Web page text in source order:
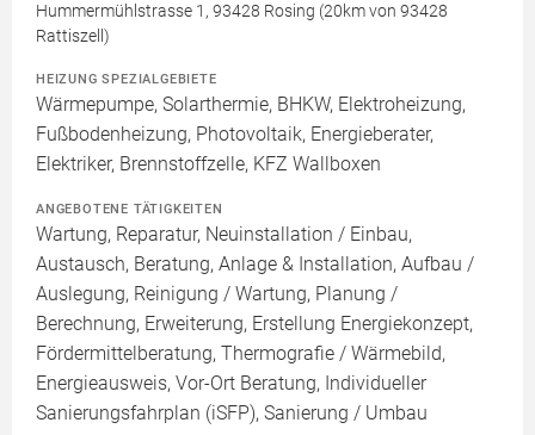
Hummermühlstrasse 1, 93428 Rosing (20km von 93428
Rattiszell)
HEIZUNG SPEZIALGEBIETE
Wärmepumpe, Solarthermie, BHKW, Elektroheizung,
Fußbodenheizung, Photovoltaik, Energieberater,
Elektriker, Brennstoffzelle, KFZ Wallboxen
ANGEBOTENE TÄTIGKEITEN
Wartung, Reparatur, Neuinstallation / Einbau,
Austausch, Beratung, Anlage & Installation, Aufbau /
Auslegung, Reinigung / Wartung, Planung /
Berechnung, Erweiterung, Erstellung Energiekonzept,
Fördermittelberatung, Thermografie / Wärmebild,
Energieausweis, Vor-Ort Beratung, Individueller
Sanierungsfahrplan (iSFP), Sanierung / Umbau